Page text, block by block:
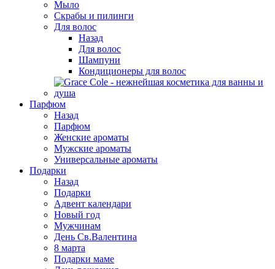
Мыло
Скрабы и пилинги
Для волос
Назад
Для волос
Шампуни
Кондиционеры для волос
Парфюм
Назад
Парфюм
Женские ароматы
Мужские ароматы
Универсальные ароматы
Подарки
Назад
Подарки
Адвент календари
Новый год
Мужчинам
День Св.Валентина
8 марта
Подарки маме